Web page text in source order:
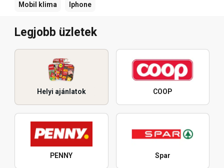
Mobil klima Iphone
Legjobb üzletek
Helyi ajánlatok COOP
PENNY Spar